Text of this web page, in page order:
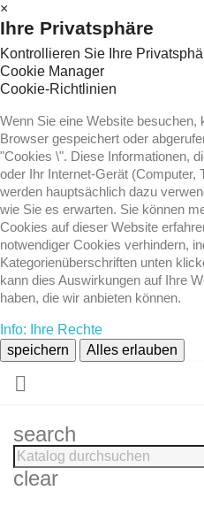
×
Ihre Privatsphäre
Kontrollieren Sie Ihre
Cookie Manager
Cookie-Richtlinien
Wenn Sie eine Website besuchen,
Browser gespeichert oder
"Cookies \". Diese Informationen,
oder Ihr Internet-Gerät (Computer,
werden hauptsächlich dazu
wie Sie es erwarten. Sie können
Cookies auf dieser Website
notwendiger Cookies verhindern,
Kategorienüberschriften unten
kann dies Auswirkungen auf Ihre
haben, die wir anbieten können.
Info: Ihre Rechte
speichern
Alles erlauben

search
clear